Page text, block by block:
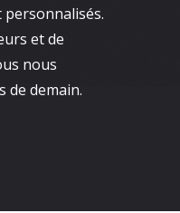
et de
nous
de demain.